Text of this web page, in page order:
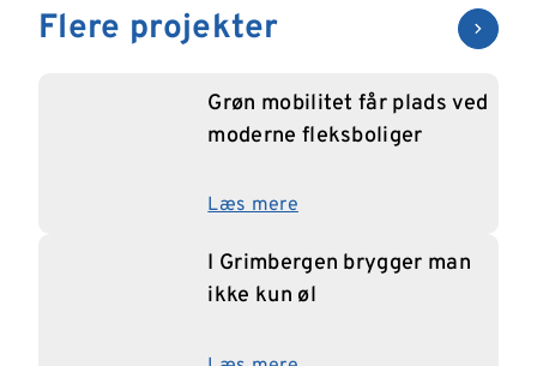
Flere projekter
Grøn mobilitet får plads ved
moderne fleksboliger
Læs mere
I Grimbergen brygger man
ikke kun øl